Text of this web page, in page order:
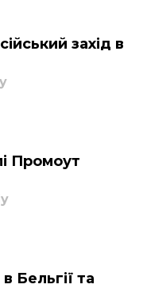
захід в
Промоут
Бельгії та